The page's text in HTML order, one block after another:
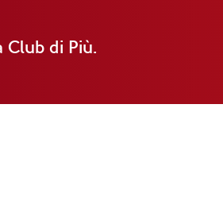
Club di Più.